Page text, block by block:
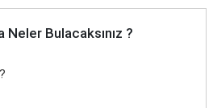
Neler Bulacaksınız ?